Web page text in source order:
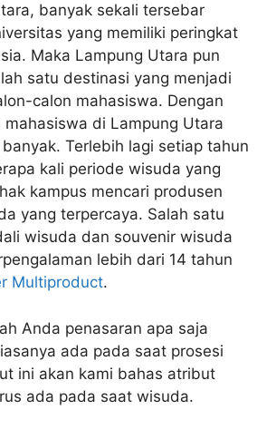
banyak sekali tersebar
yang memiliki peringkat
Maka Lampung Utara pun
satu destinasi yang menjadi
calon mahasiswa. Dengan
mahasiswa di Lampung Utara
Terlebih lagi setiap tahun
kali periode wisuda yang
kampus mencari produsen
yang terpercaya. Salah satu
wisuda dan souvenir wisuda
lebih dari 14 tahun
Multiproduct.
Anda penasaran apa saja
ada pada saat prosesi
ini akan kami bahas atribut
ada pada saat wisuda.